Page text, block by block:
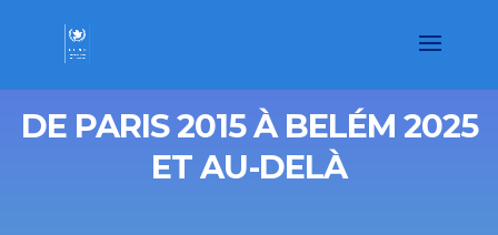
DE PARIS 2015 À BELÉM 2025
ET AU-DELÀ